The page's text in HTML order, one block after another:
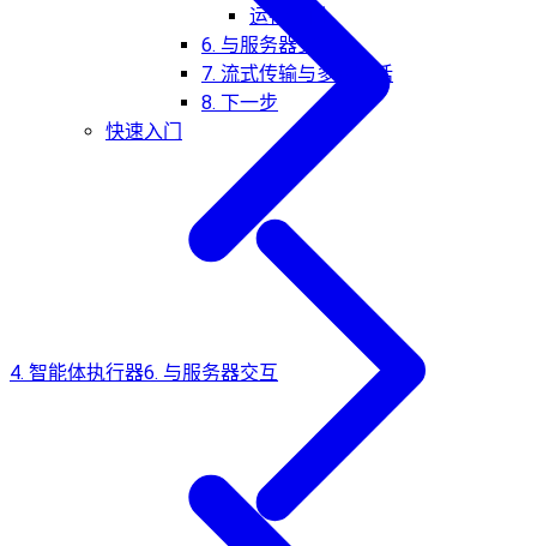
运行示例
6. 与服务器交互
7. 流式传输与多轮对话
8. 下一步
快速入门
4. 智能体执行器6. 与服务器交互